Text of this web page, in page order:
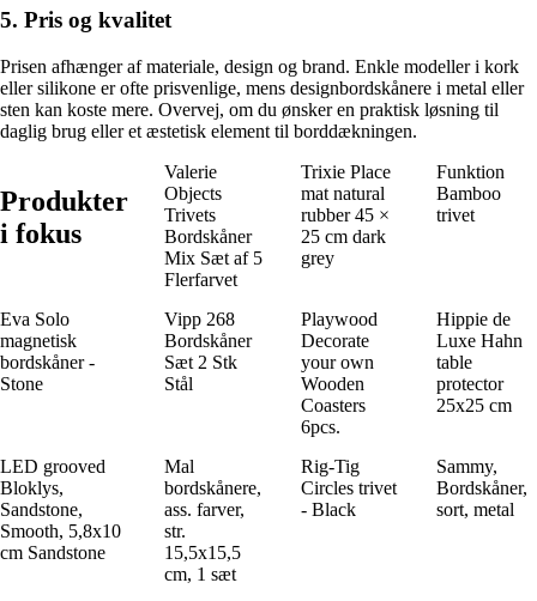
5. Pris og kvalitet
Prisen afhænger af materiale, design og brand. Enkle modeller i kork
eller silikone er ofte prisvenlige, mens designbordskånere i metal eller
sten kan koste mere. Overvej, om du ønsker en praktisk løsning til
daglig brug eller et æstetisk element til borddækningen.
Produkter
i fokus
Valerie
Objects
Trivets
Bordskåner
Mix Sæt af 5
Flerfarvet
Trixie Place
mat natural
rubber 45 ×
25 cm dark
grey
Funktion
Bamboo
trivet
Eva Solo
magnetisk
bordskåner -
Stone
Vipp 268
Bordskåner
Sæt 2 Stk
Stål
Playwood
Decorate
your own
Wooden
Coasters
6pcs.
Hippie de
Luxe Hahn
table
protector
25x25 cm
LED grooved
Bloklys,
Sandstone,
Smooth, 5,8x10
cm Sandstone
Mal
bordskånere,
ass. farver,
str.
15,5x15,5
cm, 1 sæt
Rig-Tig
Circles trivet
- Black
Sammy,
Bordskåner,
sort, metal